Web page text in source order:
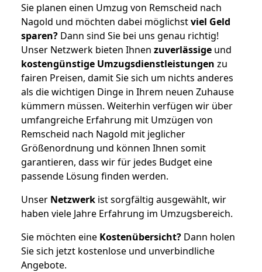
Sie planen einen Umzug von Remscheid nach
Nagold und möchten dabei möglichstviel Geld
sparen? Dann sind Sie bei uns genau richtig!
Unser Netzwerk bieten Ihnen zuverlässige und
kostengünstige Umzugsdienstleistungen zu
fairen Preisen, damit Sie sich um nichts anderes
als die wichtigen Dinge in Ihrem neuen Zuhause
kümmern müssen. Weiterhin verfügen wir über
umfangreiche Erfahrung mit Umzügen von
Remscheid nach Nagold mit jeglicher
Größenordnung und können Ihnen somit
garantieren, dass wir für jedes Budget eine
passende Lösung finden werden.
Unser Netzwerk ist sorgfältig ausgewählt, wir
haben viele Jahre Erfahrung im Umzugsbereich.
Sie möchten eine Kostenübersicht? Dann holen
Sie sich jetzt kostenlose und unverbindliche
Angebote.